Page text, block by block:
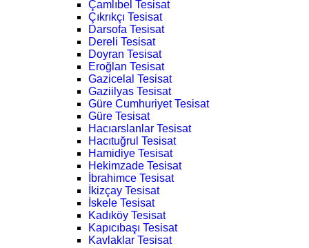
Çamlıbel Tesisat
Çıkrıkçı Tesisat
Darsofa Tesisat
Dereli Tesisat
Doyran Tesisat
Eroğlan Tesisat
Gazicelal Tesisat
Gaziilyas Tesisat
Güre Cumhuriyet Tesisat
Güre Tesisat
Hacıarslanlar Tesisat
Hacıtuğrul Tesisat
Hamidiye Tesisat
Hekimzade Tesisat
İbrahimce Tesisat
İkizçay Tesisat
İskele Tesisat
Kadıköy Tesisat
Kapıcıbaşı Tesisat
Kavlaklar Tesisat